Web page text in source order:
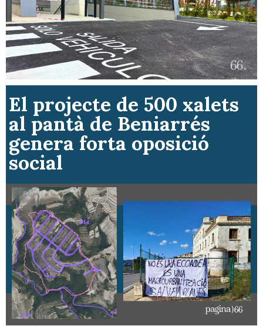
El projecte de 500 xalets
al pantà de Beniarrés
genera forta oposició
social